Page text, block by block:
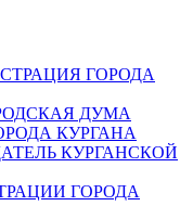
ГОРОДА
ДУМА
КУРГАНА
КУРГАНСКОЙ
ГОРОДА